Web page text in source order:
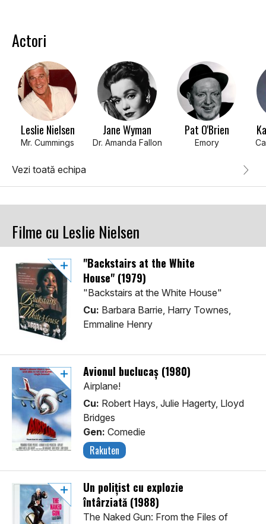
Actori
Leslie Nielsen
Mr. Cummings
Jane Wyman
Dr. Amanda Fallon
Pat O'Brien
Emory
Vezi toată echipa
Filme cu Leslie Nielsen
"Backstairs at the White
House" (1979)
"Backstairs at the White House"
Cu: Barbara Barrie, Harry Townes,
Emmaline Henry
Avionul buclucaș (1980)
Airplane!
Cu: Robert Hays, Julie Hagerty, Lloyd
Bridges
Gen: Comedie
Rakuten
Un polițist cu explozie
întârziată (1988)
The Naked Gun: From the Files of